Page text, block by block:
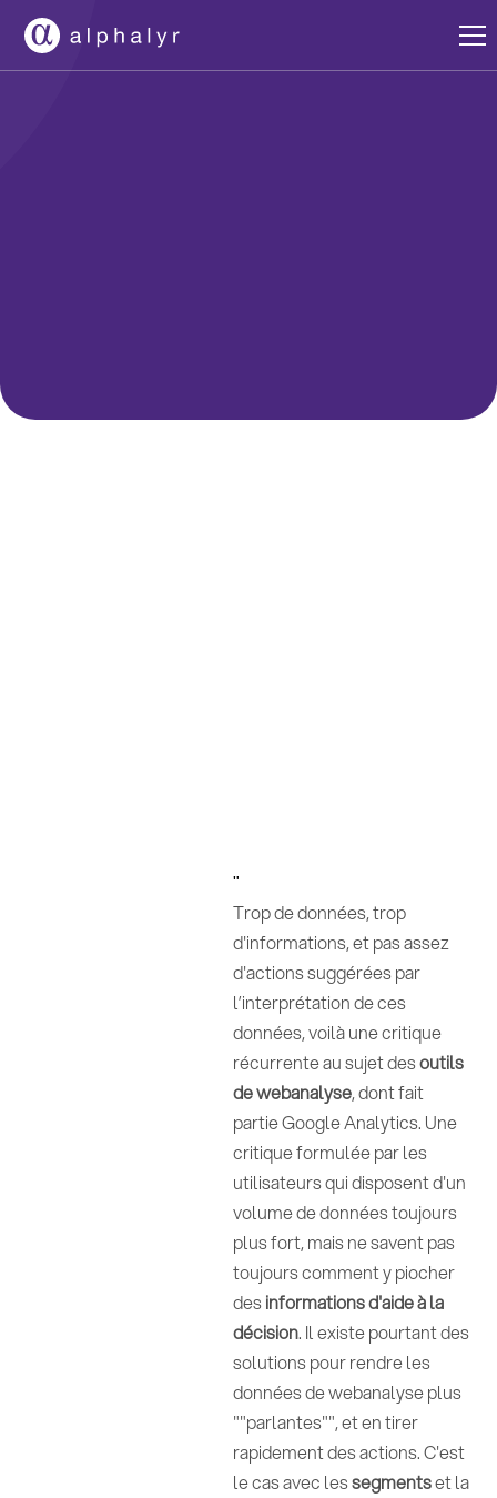
"
Trop de données, trop
d'informations, et pas assez
d'actions suggérées par
l’interprétation de ces
données, voilà une critique
récurrente au sujet desoutils
de webanalyse, dont fait
partie Google Analytics. Une
critique formulée par les
utilisateurs qui disposent d'un
volume de données toujours
plus fort, mais ne savent pas
toujours comment y piocher
desinformations d'aide à la
décision. Il existe pourtant des
solutions pour rendre les
données de webanalyse plus
""parlantes"", et en tirer
rapidement des actions. C'est
le cas avec lessegmentset la